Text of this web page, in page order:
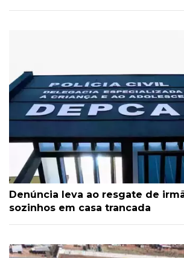
Denúncia leva ao resgate de
sozinhos em casa trancada